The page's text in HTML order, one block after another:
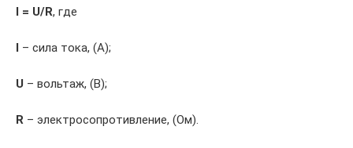
I = U/R, где
I – сила тока, (А);
U – вольтаж, (В);
R – электросопротивление, (Ом).